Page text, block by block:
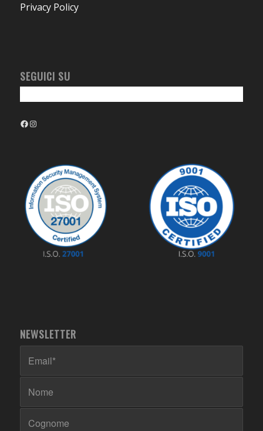
Privacy Policy
SEGUICI SU
Facebook
Instagram
NEWSLETTER